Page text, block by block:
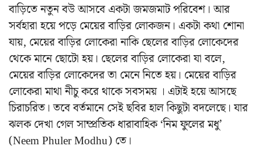
বাড়িতে নতুন বউ আসবে একটা জমজমাট পরিবেশ। আর
সর্বহারা হয়ে পড়ে মেয়ের বাড়ির লোকজন। একটা কথা শোনা
যায়, মেয়ের বাড়ির লোকেরা নাকি ছেলের বাড়ির লোকেদের
থেকে মানে ছোটো হয়। ছেলের বাড়ির লোকেরা যা বলে,
মেয়ের বাড়ির লোকেদের তা মেনে নিতে হয়। মেয়ের বাড়ির
লোকেরা মাথা নীচু করে থাকে সবসময় । এটাই হয়ে আসছে
চিরাচরিত। তবে বর্তমানে সেই ছবির হাল কিছুটা বদলেছে। যার
ঝলক দেখা গেল সাম্প্রতিক ধারাবাহিক ‘নিম ফুলের মধু’
(Neem Phuler Modhu) তে।